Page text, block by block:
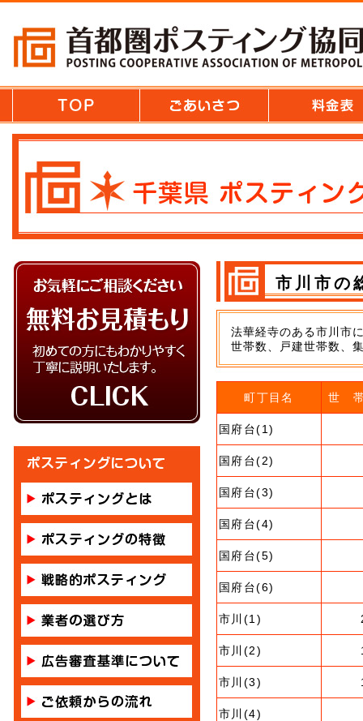
市川市の
法華経寺のある市川市
世帯数、戸建世帯数、
町丁目名 世
国府台(1)
国府台(2)
国府台(3)
国府台(4)
国府台(5)
国府台(6)
市川(1)
市川(2)
市川(3)
市川(4)